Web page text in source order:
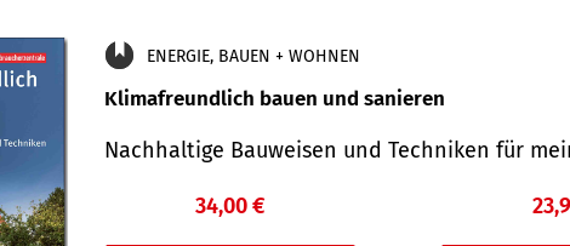
ENERGIE, BAUEN + WOHNEN
Klimafreundlich bauen und sanieren
Nachhaltige Bauweisen und Techniken für
34,00 €